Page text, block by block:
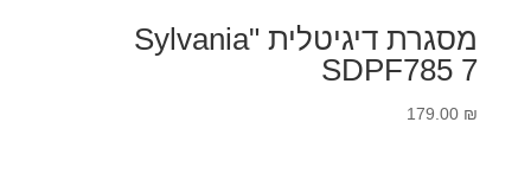
מסגרת דיגיטלית "Sylvania
SDPF785 7
179.00 ₪